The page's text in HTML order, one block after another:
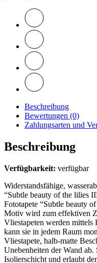
Beschreibung
Bewertungen (0)
Zahlungsarten und
Beschreibung
Verfügbarkeit: verfügbar
Widerstandsfähige,
“Subtle beauty of the lilies
Fototapete “Subtle beauty
Motiv wird zum effektiven
Vliestapeten werden mittels
kann sie in jedem Raum
Vliestapete, halb-matte
Unebenheiten der Wand
Isolierschicht und erlaubt